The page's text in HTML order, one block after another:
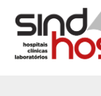
para
conteúdo